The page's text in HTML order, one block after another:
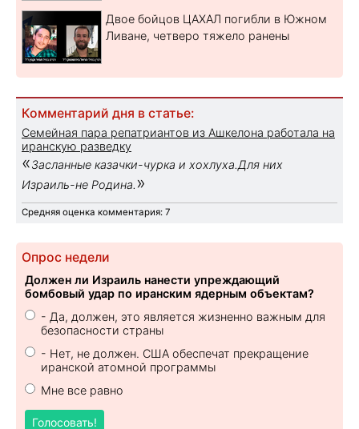
Двое бойцов ЦАХАЛ погибли в Южном
Ливане, четверо тяжело ранены
Комментарий дня в статье:
Семейная пара репатриантов из Ашкелона работала на
иранскую разведку
«Засланные казачки-чурка и хохлуха.Для них
Израиль-не Родина. »
Средняя оценка комментария: 7
Опрос недели
Должен ли Израиль нанести упреждающий
бомбовый удар по иранским ядерным объектам?
- Да, должен, это является жизненно важным для
безопасности страны
- Нет, не должен. США обеспечат прекращение
иранской атомной программы
Мне все равно
Голосовать!